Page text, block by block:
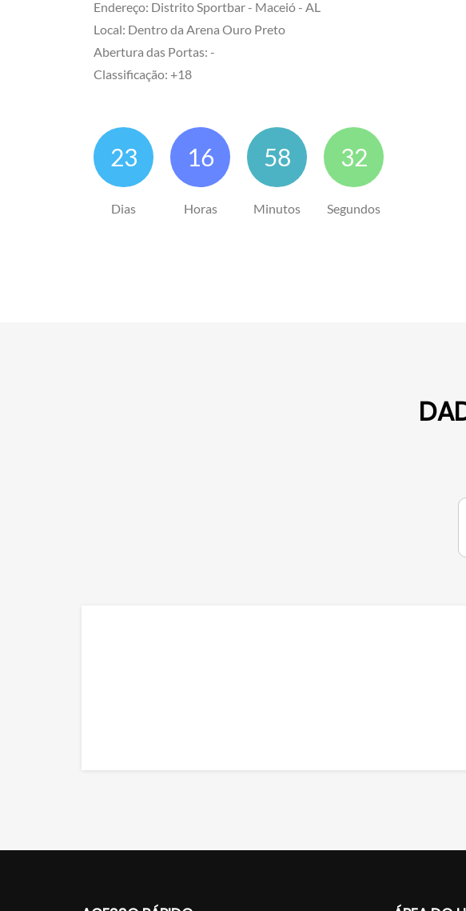
Endereço: Distrito Sportbar - Maceió - AL
Local: Dentro da Arena Ouro Preto
Abertura das Portas: -
Classificação: +18
23
Dias
16
Horas
58
Minutos
31
Segundos